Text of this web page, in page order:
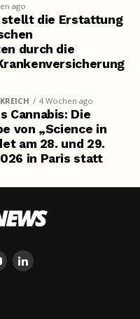
ago
stellt die Erstattung
durch die
4 Wochen ago
Cannabis: Die
von „Science in
am 28. und 29.
in Paris statt